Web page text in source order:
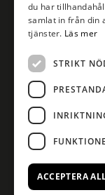
Byråtjänster
Politisk annonsering
Kontakt
Om
Kontakta gärna
Kalmar-Öland
eller
Ystad-
du har
samlat in från din
tjänster. Läs mer
STRIKT
ACCEPTERA